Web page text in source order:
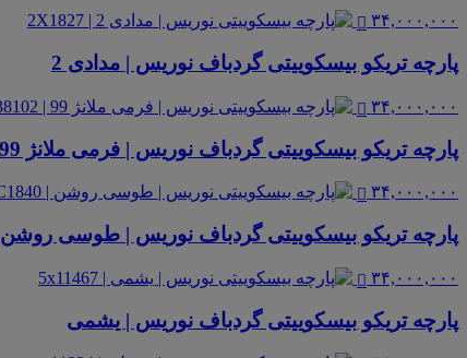
۳۴,۰۰۰,۰۰۰
پارچه تریکو بیسکوییتی گردباف نوریس | مدادی 2
۳۴,۰۰۰,۰۰۰
پارچه تریکو بیسکوییتی گردباف نوریس | فرمی ملانژ 99
۳۴,۰۰۰,۰۰۰
پارچه تریکو بیسکوییتی گردباف نوریس | طوسی روشن
۳۴,۰۰۰,۰۰۰
پارچه تریکو بیسکوییتی گردباف نوریس | یشمی